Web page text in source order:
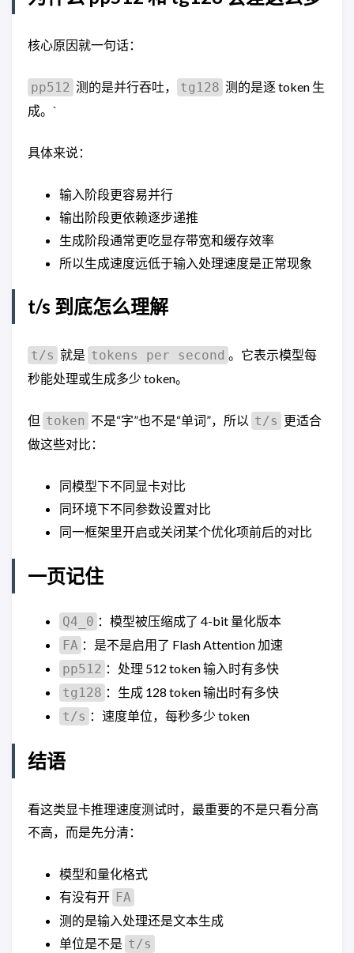
核心原因就一句话：
pp512 测的是并行吞吐， tg128 测的是逐 token 生
成。`
具体来说：
输入阶段更容易并行
输出阶段更依赖逐步递推
生成阶段通常更吃显存带宽和缓存效率
所以生成速度远低于输入处理速度是正常现象
t/s 到底怎么理解
t/s 就是 tokens per second 。它表示模型每
秒能处理或生成多少 token。
但 token 不是“字”也不是“单词”，所以 t/s 更适合
做这些对比：
同模型下不同显卡对比
同环境下不同参数设置对比
同一框架里开启或关闭某个优化项前后的对比
一页记住
Q4_0 ：模型被压缩成了 4-bit 量化版本
FA ：是不是启用了 Flash Attention 加速
pp512 ：处理 512 token 输入时有多快
tg128 ：生成 128 token 输出时有多快
t/s ：速度单位，每秒多少 token
结语
看这类显卡推理速度测试时，最重要的不是只看分高
不高，而是先分清：
模型和量化格式
有没有开 FA
测的是输入处理还是文本生成
单位是不是 t/s